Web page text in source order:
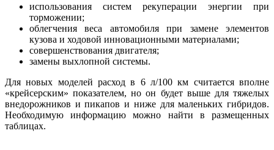
использования систем рекуперации энергии при
торможении;
облегчения веса автомобиля при замене элементов
кузова и ходовой инновационными материалами;
совершенствования двигателя;
замены выхлопной системы.
Для новых моделей расход в 6 л/100 км считается вполне
«крейсерским» показателем, но он будет выше для тяжелых
внедорожников и пикапов и ниже для маленьких гибридов.
Необходимую информацию можно найти в размещенных
таблицах.